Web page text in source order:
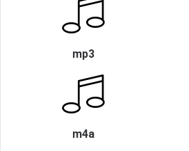
mp3
m4a